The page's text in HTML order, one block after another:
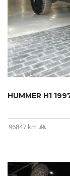
HUMMER H1
96847 km